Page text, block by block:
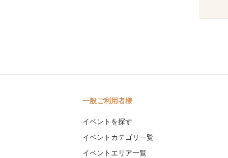
一般ご利用者様
イベントを探す
イベントカテゴリ一覧
イベントエリア一覧